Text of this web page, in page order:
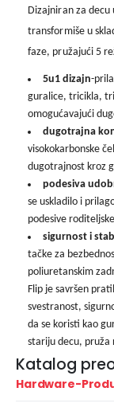
Dizajniran za
transformiše u
faze, pružajući 5
5u1 dizajn-
guralice, tricikla,
omogućavajući
dugotrajna
visokokarbonske
dugotrajnost kroz
podesiva
se uskladilo i
podesive
sigurnost i
tačke za
poliuretanskim
Flip je savršen
svestranost,
da se koristi kao
stariju decu, pruža
Katalog
Hardware-